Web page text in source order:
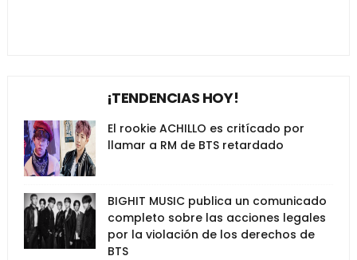
¡TENDENCIAS HOY!
El rookie ACHILLO es critícado por
llamar a RM de BTS retardado
BIGHIT MUSIC publica un comunicado
completo sobre las acciones legales
por la violación de los derechos de
BTS